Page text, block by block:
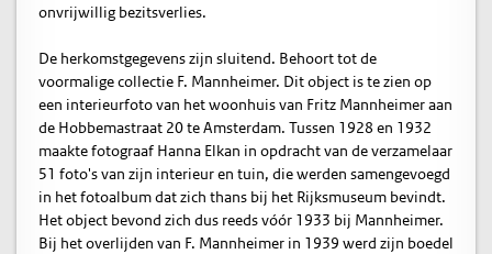
onvrijwillig bezitsverlies.
De herkomstgegevens zijn sluitend. Behoort tot de
voormalige collectie F. Mannheimer. Dit object is te zien op
een interieurfoto van het woonhuis van Fritz Mannheimer aan
de Hobbemastraat 20 te Amsterdam. Tussen 1928 en 1932
maakte fotograaf Hanna Elkan in opdracht van de verzamelaar
51 foto's van zijn interieur en tuin, die werden samengevoegd
in het fotoalbum dat zich thans bij het Rijksmuseum bevindt.
Het object bevond zich dus reeds vóór 1933 bij Mannheimer.
Bij het overlijden van F. Mannheimer in 1939 werd zijn boedel